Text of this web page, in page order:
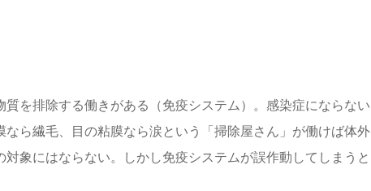
を排除する働きがある（免疫システム）。感染症にならない
ら繊毛、目の粘膜なら涙という「掃除屋さん」が働けば体外
象にはならない。しかし免疫システムが誤作動してしまうと